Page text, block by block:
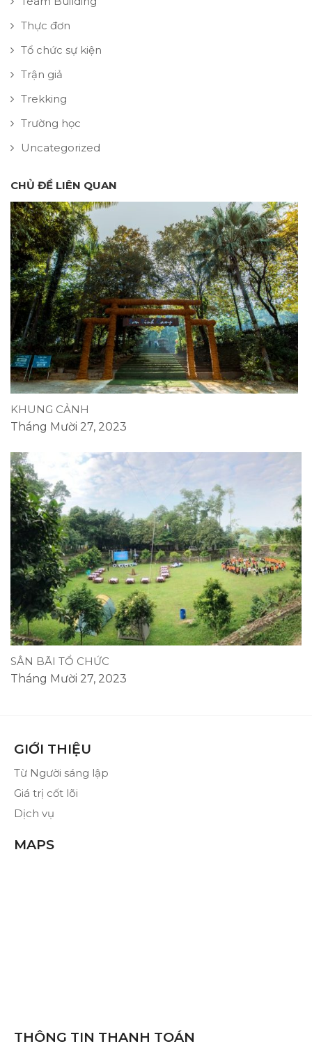
Thực đơn
Tổ chức sự kiện
Trận giả
Trekking
Trường học
Uncategorized
CHỦ ĐỀ LIÊN QUAN
KHUNG CẢNH
Tháng Mười 27, 2023
SÂN BÃI TỔ CHỨC
Tháng Mười 27, 2023
GIỚI THIỆU
Từ Người sáng lập
Giá trị cốt lõi
Dịch vụ
MAPS
THÔNG TIN THANH TOÁN